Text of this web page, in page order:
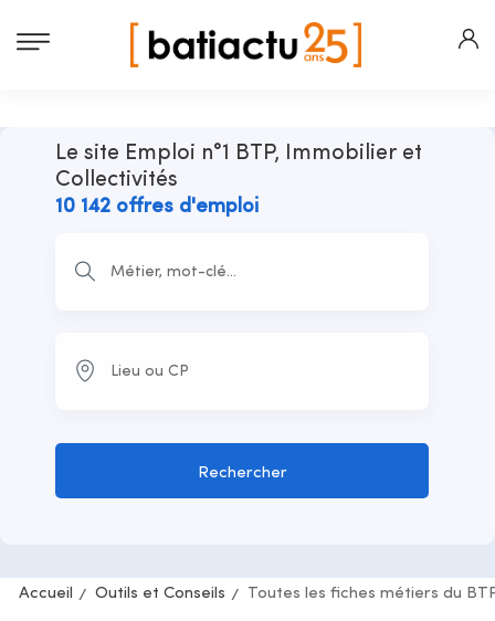
Le site Emploi n°1 BTP, Immobilier et
Collectivités
10 142 offres d'emploi
Rechercher
Accueil Outils et Conseils Toutes les fiches métiers du